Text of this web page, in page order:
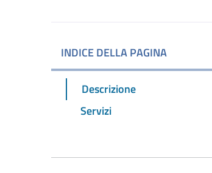
INDICE DELLA PAGINA
Descrizione
Servizi